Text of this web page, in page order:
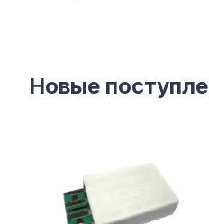
Новые